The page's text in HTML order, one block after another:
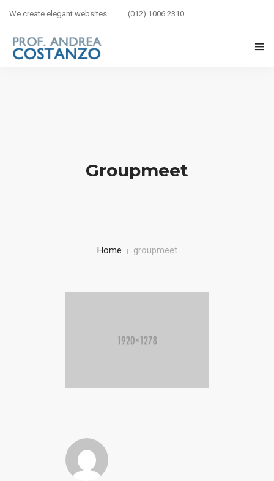
We create elegant websites (012) 1006 2310
SICUREZZA STRADALEGroupmeet
Home groupmeet